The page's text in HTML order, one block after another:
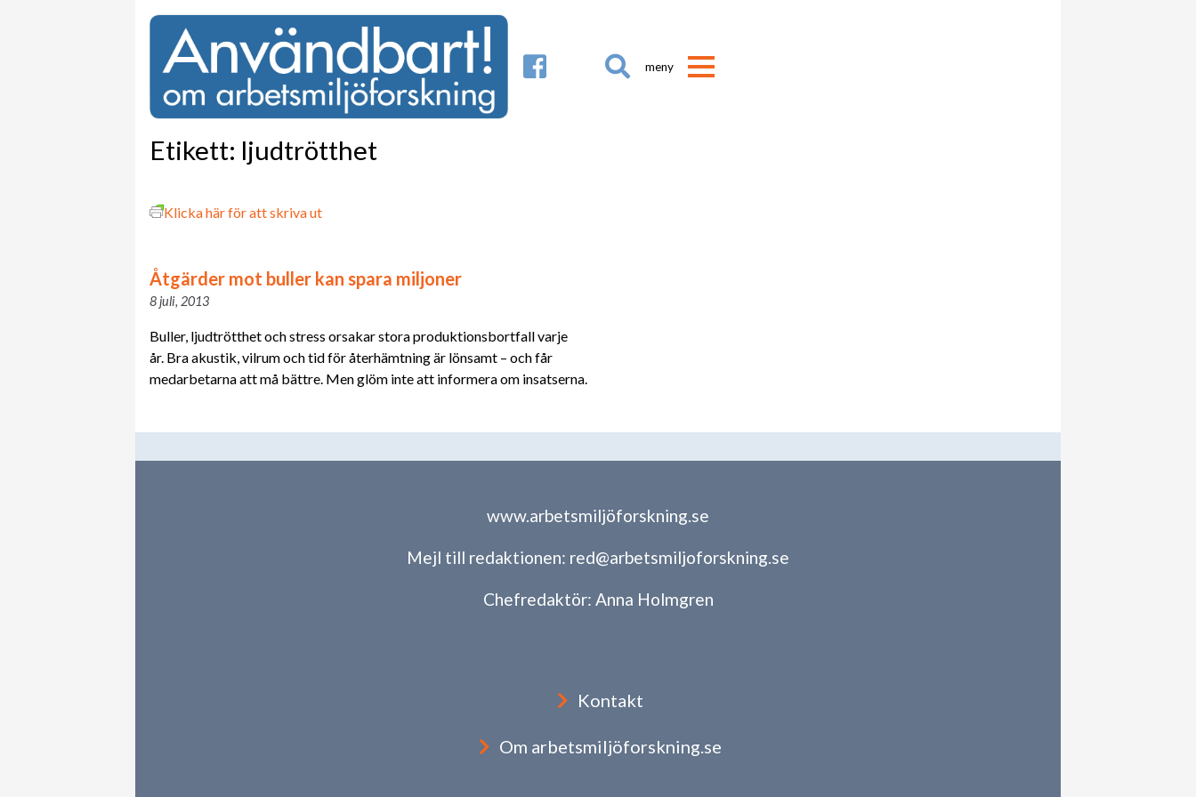

Etikett: ljudtrötthet
Klicka här för att skriva ut
Åtgärder mot buller kan spara miljoner
8 juli, 2013
Buller, ljudtrötthet och stress orsakar stora produktionsbortfall varje
år. Bra akustik, vilrum och tid för återhämtning är lönsamt – och får
medarbetarna att må bättre. Men glöm inte att informera om insatserna.
www.arbetsmiljöforskning.se
Mejl till redaktionen: red@arbetsmiljoforskning.se
Chefredaktör: Anna Holmgren
Kontakt
Om arbetsmiljöforskning.se